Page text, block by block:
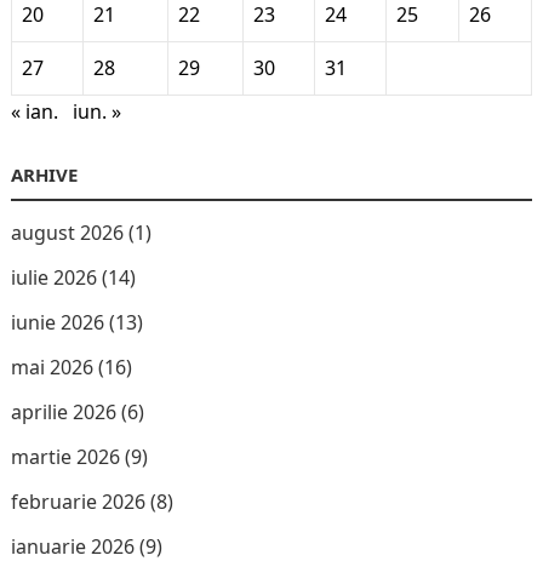
20
21 22 23 24 25
26
27
28 29 30
31
« ian.
iun. »
ARHIVE
august 2026(1)
iulie 2026(14)
iunie 2026(13)
mai 2026(16)
aprilie 2026(6)
martie 2026(9)
februarie 2026(8)
ianuarie 2026(9)